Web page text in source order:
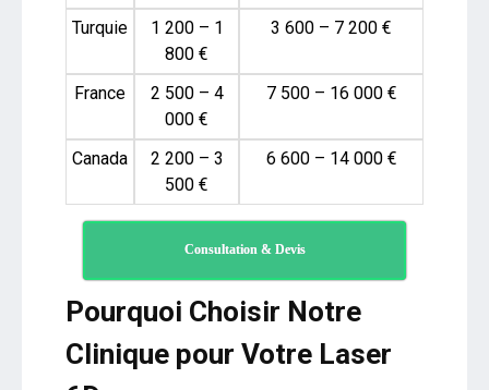
Turquie
1 200 – 1
800 €
3 600 – 7 200 €
France
2 500 – 4
000 €
7 500 – 16 000 €
Canada
2 200 – 3
500 €
6 600 – 14 000 €
Consultation & Devis
Pourquoi Choisir Notre
Clinique pour Votre Laser